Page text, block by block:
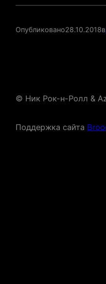
Опубликовано28.10.2018в
© Ник Рок-н-Ролл &
Поддержка сайта